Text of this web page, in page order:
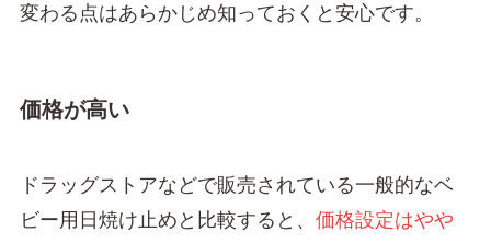
変わる点はあらかじめ知っておくと安心です。
価格が高い
ドラッグストアなどで販売されている一般的なベ
ビー用日焼け止めと比較すると、 価格設定はやや